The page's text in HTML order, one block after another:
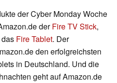
der Cyber Monday Woche
derFire TV Stick,
Fire Tablet. Der
den erfolgreichsten
in Deutschland. Und die
geht auf Amazon.de